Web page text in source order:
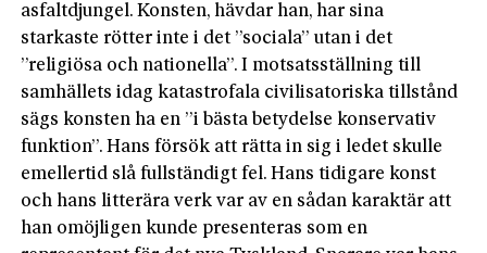
asfaltdjungel. Kons­ten, hävdar han, har sina
starkaste rötter inte i det ”sociala” utan i det
”religiösa och nationella”. I motsatsställning till
samhällets idag katastrofala civilisatoriska tillstånd
sägs konsten ha en ”i bästa betydelse konservativ
funktion”. Hans försök att rätta in sig i ledet skulle
emellertid slå fullständigt fel. Hans tidigare konst
och hans litterära verk var av en sådan karaktär att
han omöjligen kunde presenteras som en